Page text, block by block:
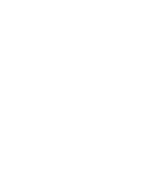
y avisos de soporte
Comunicaciones del
que nos haya
en el futuro
de texto
o mensajes puedan
de
o pregrabada, o